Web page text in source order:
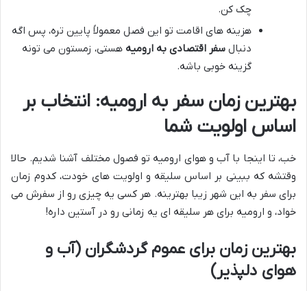
چک کن.
هزینه های اقامت تو این فصل معمولاً پایین تره، پس اگه
دنبال سفر اقتصادی به ارومیه هستی، زمستون می تونه
گزینه خوبی باشه.
بهترین زمان سفر به ارومیه: انتخاب بر
اساس اولویت شما
خب، تا اینجا با آب و هوای ارومیه تو فصول مختلف آشنا شدیم. حالا
وقتشه که ببینی بر اساس سلیقه و اولویت های خودت، کدوم زمان
برای سفر به این شهر زیبا بهترینه. هر کسی یه چیزی رو از سفرش می
خواد، و ارومیه برای هر سلیقه ای یه زمانی رو در آستین داره!
بهترین زمان برای عموم گردشگران (آب و
هوای دلپذیر)